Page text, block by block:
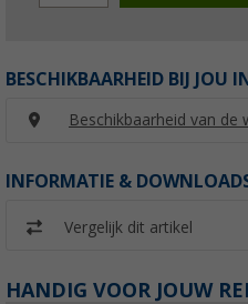
BESCHIKBAARHEID BIJ JOU
Beschikbaarheid van de
INFORMATIE &
Vergelijk dit artikel
HANDIG VOOR JOUW